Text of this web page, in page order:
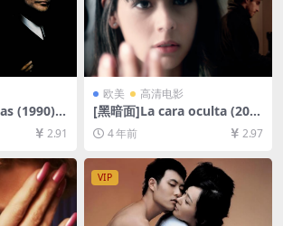
(1990)
1080P超
在线播放/
中英字幕]
2.91
欧美 高清电影
[黑暗面]La cara oculta (201
1)[百度网盘+迅雷云盘资源10
80P超清未删减][MP4/5.8GB]
[中文字幕]
4 年前 2.97
VIP